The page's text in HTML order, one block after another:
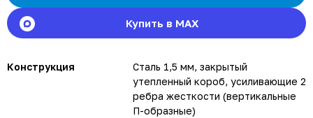
Купить в MAX
Конструкция
Сталь 1,5 мм, закрытый
утепленный короб, усиливающие 2
ребра жесткости (вертикальные
П-образные)